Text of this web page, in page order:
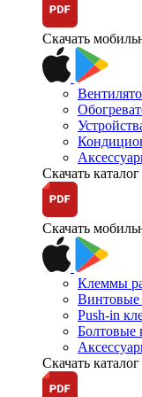
Скачать
Скачать каталог
Скачать
Клеммы
Push-in
Болтовые
Скачать каталог